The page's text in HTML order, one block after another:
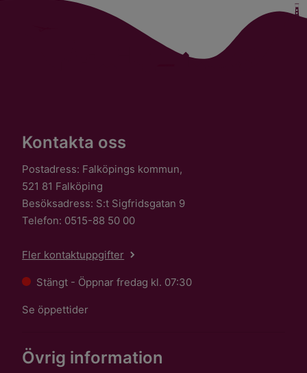
Kontakta oss
Postadress: Falköpings kommun,
521 81 Falköping
Besöksadress: S:t Sigfridsgatan 9
Telefon: 0515-88 50 00
Fler kontaktuppgifter
Stängt - Öppnar fredag kl. 07:30
Se öppettider
Övrig information